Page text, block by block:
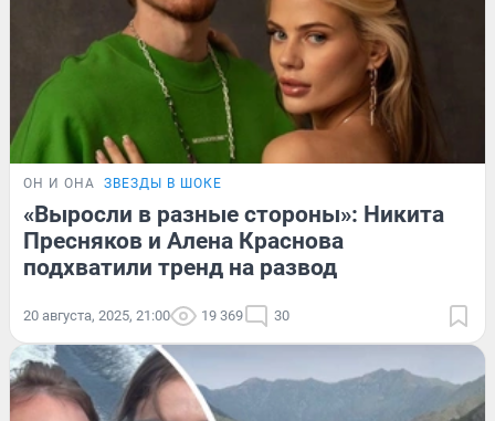
ОН И ОНА ЗВЕЗДЫ В ШОКЕ
«Выросли в разные стороны»: Никита
Пресняков и Алена Краснова
подхватили тренд на развод
20 августа, 2025, 21:00 19 369 30